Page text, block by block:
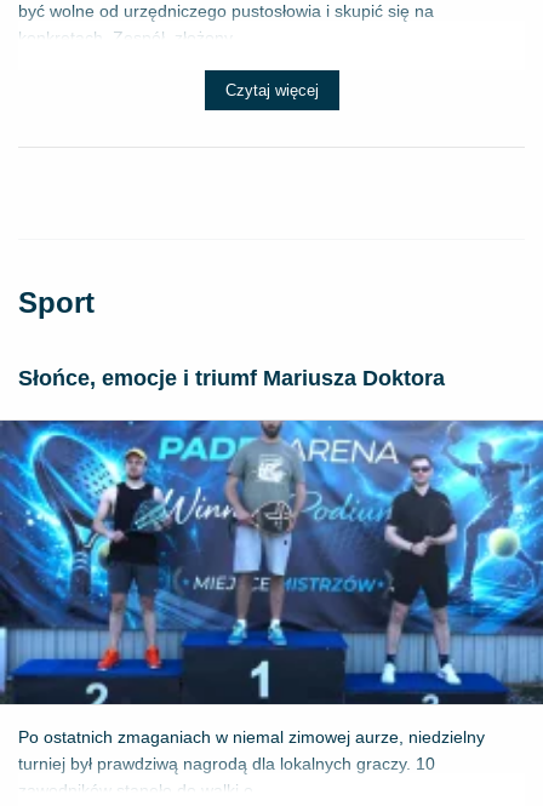
być wolne od urzędniczego pustosłowia i skupić się na
konkretach. Zespół, złożony...
Czytaj więcej
Sport
Słońce, emocje i triumf Mariusza Doktora
Po ostatnich zmaganiach w niemal zimowej aurze, niedzielny
turniej był prawdziwą nagrodą dla lokalnych graczy. 10
zawodników stanęło do walki o ...